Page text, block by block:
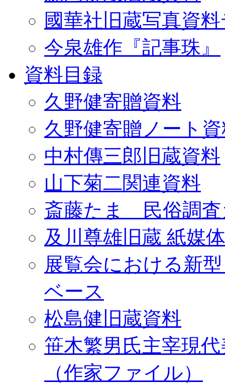
國華社旧蔵写真資
今泉雄作『記事珠』
資料目録
久野健寄贈資料
久野健寄贈ノート
中村傳三郎旧蔵資料
山下菊二関連資料
斎藤たま 民俗調査
及川尊雄旧蔵 紙媒
展覧会における新
ベース
松島健旧蔵資料
笹木繁男氏主宰現
（作家ファイル）